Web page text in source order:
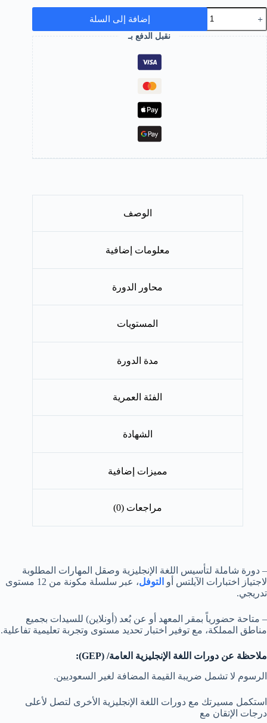
إضافة إلى السلة
نقبل الدفع بـ
الوصف
معلومات إضافية
محاور الدورة
المستويات
مدة الدورة
الفئة العمرية
الشهادة
مميزات إضافية
مراجعات (0)
– دورة شاملة لتأسيس اللغة الإنجليزية وصقل المهارات المطلوبة
لاجتياز اختبارات الآيلتس أو التوفل
، عبر سلسلة مكونة من 12 مستوى
تدريجي.
– متاحة حضورياً بمقر المعهد أو عن بُعد (أونلاين) للسيدات بجميع
مناطق المملكة، مع توفير اختبار تحديد مستوى وتجربة تعليمية تفاعلية.
ملاحظة عن دورات اللغة الإنجليزية العامة/ (GEP):
الرسوم لا تشمل ضريبة القيمة المضافة لغير السعوديين.
استكمل مسيرتك مع دورات اللغة الإنجليزية الأخرى لتصل لأعلى
درجات الإتقان مع